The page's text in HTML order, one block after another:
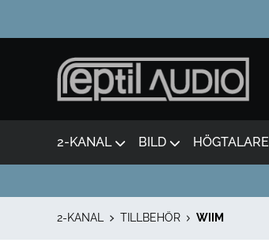
2-KANAL BILD HÖGTALARE
2-KANAL TILLBEHÖR WIIM